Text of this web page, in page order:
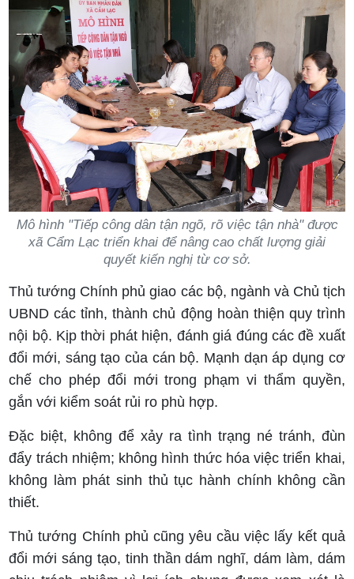
Mô hình "Tiếp công dân tận ngõ, rõ việc tận nhà" được
xã Cẩm Lạc triển khai để nâng cao chất lượng giải
quyết kiến nghị từ cơ sở.
Thủ tướng Chính phủ giao các bộ, ngành và Chủ tịch
UBND các tỉnh, thành chủ động hoàn thiện quy trình
nội bộ. Kịp thời phát hiện, đánh giá đúng các đề xuất
đổi mới, sáng tạo của cán bộ. Mạnh dạn áp dụng cơ
chế cho phép đổi mới trong phạm vi thẩm quyền,
gắn với kiểm soát rủi ro phù hợp.
Đặc biệt, không để xảy ra tình trạng né tránh, đùn
đẩy trách nhiệm; không hình thức hóa việc triển khai,
không làm phát sinh thủ tục hành chính không cần
thiết.
Thủ tướng Chính phủ cũng yêu cầu việc lấy kết quả
đổi mới sáng tạo, tinh thần dám nghĩ, dám làm, dám